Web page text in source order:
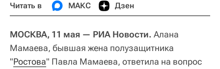
Читать в МАКС Дзен
МОСКВА, 11 мая — РИА Новости. Алана
Мамаева, бывшая жена полузащитника
"Ростова" Павла Мамаева, ответила на вопрос